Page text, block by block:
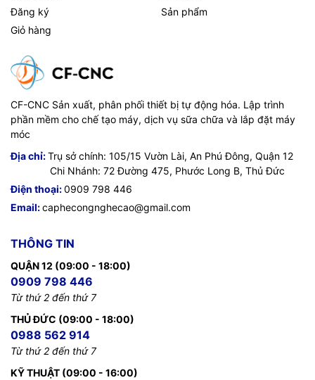
Đăng ký
Giỏ hàng
Sản phẩm
CF-CNC Sản xuất, phân phối thiết bị tự động hóa. Lập trình
phần mềm cho chế tạo máy, dịch vụ sữa chữa và lắp đặt máy
móc
Địa chỉ:Trụ sở chính: 105/15 Vườn Lài, An Phú Đông, Quận 12
Chi Nhánh: 72 Đường 475, Phước Long B, Thủ Đức
Điện thoại:0909 798 446
Email:caphecongnghecao@gmail.com
THÔNG TIN
QUẬN 12 (09:00 - 18:00)
0909 798 446
Từ thứ 2 đến thứ 7
THỦ ĐỨC (09:00 - 18:00)
0988 562 914
Từ thứ 2 đến thứ 7
KỸ THUẬT (09:00 - 16:00)